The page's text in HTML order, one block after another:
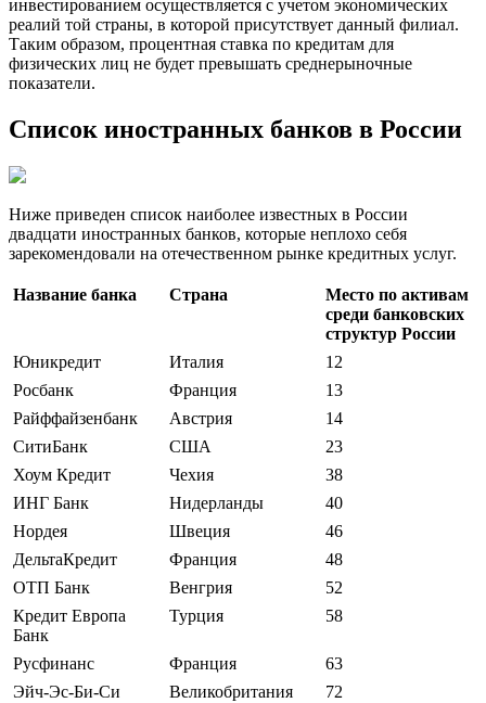
инвестированием осуществляется с учетом экономических
реалий той страны, в которой присутствует данный филиал.
Таким образом, процентная ставка по кредитам для
физических лиц не будет превышать среднерыночные
показатели.
Список иностранных банков в России
Ниже приведен список наиболее известных в России
двадцати иностранных банков, которые неплохо себя
зарекомендовали на отечественном рынке кредитных услуг.
Название банка Страна
Место по активам
среди банковских
структур России
Юникредит
Италия
12
Росбанк
Франция
13
Райффайзенбанк
Австрия
14
СитиБанк
США
23
Хоум Кредит
Чехия
38
ИНГ Банк
Нидерланды
40
Нордея
Швеция
46
ДельтаКредит
Франция
48
ОТП Банк
Венгрия
52
Кредит Европа
Банк
Турция 58
Русфинанс Франция
63
Эйч-Эс-Би-Си
Великобритания 72